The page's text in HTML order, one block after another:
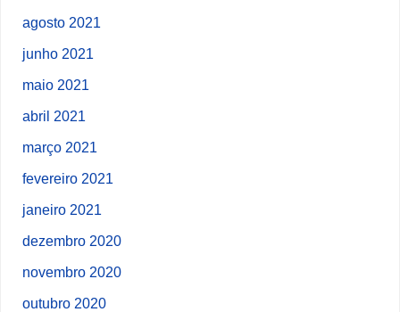
agosto 2021
junho 2021
maio 2021
abril 2021
março 2021
fevereiro 2021
janeiro 2021
dezembro 2020
novembro 2020
outubro 2020